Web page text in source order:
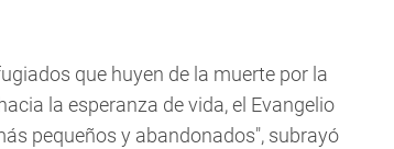
que huyen de la muerte por la
la esperanza de vida, el Evangelio
pequeños y abandonados", subrayó